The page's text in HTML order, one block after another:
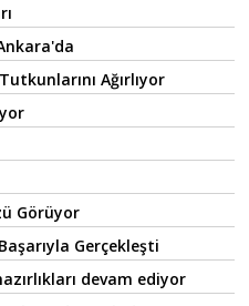
Ağırlıyor
Görüyor
Gerçekleşti
devam ediyor